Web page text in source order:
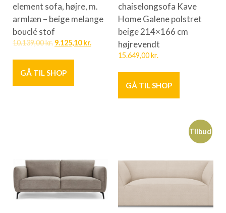
element sofa, højre, m.
armlæn – beige melange
bouclé stof
10.139,00kr. 9.125,10kr.
GÅ TIL SHOP
chaiselongsofa Kave
Home Galene polstret
beige 214×166 cm
højrevendt
15.649,00kr.
GÅ TIL SHOP
Tilbud